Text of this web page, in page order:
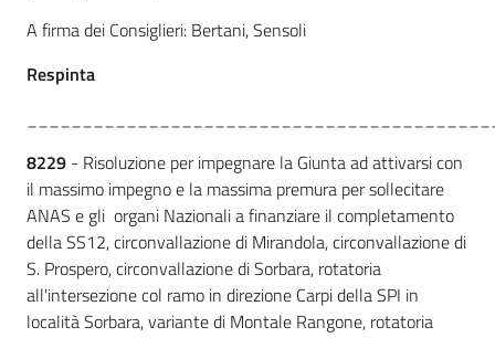
A firma dei Consiglieri: Bertani, Sensoli
Respinta
8229 - Risoluzione per impegnare la Giunta ad attivarsi con
il massimo impegno e la massima premura per sollecitare
ANAS e gli organi Nazionali a finanziare il completamento
della SS12, circonvallazione di Mirandola, circonvallazione di
S. Prospero, circonvallazione di Sorbara, rotatoria
all'intersezione col ramo in direzione Carpi della SPI in
località Sorbara, variante di Montale Rangone, rotatoria